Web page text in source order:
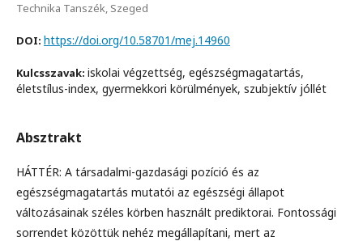
Technika Tanszék, Szeged
DOI: https://doi.org/10.58701/mej.14960
Kulcsszavak: iskolai végzettség, egészségmagatartás,
életstílus-index, gyermekkori körülmények, szubjektív jóllét
Absztrakt
HÁTTÉR: A társadalmi-gazdasági pozíció és az
egészségmagatartás mutatói az egészségi állapot
változásainak széles körben használt prediktorai. Fontossági
sorrendet közöttük nehéz megállapítani, mert az